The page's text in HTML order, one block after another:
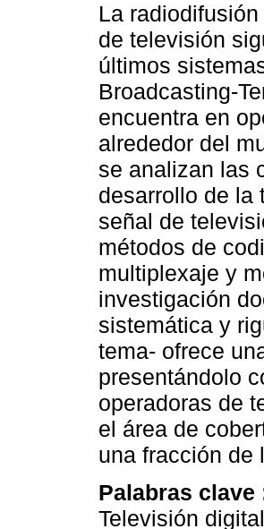
La
de televisión
últimos
Broadcasting-
encuentra en
alrededor del
se analizan las
desarrollo de la
señal de
métodos de
multiplexaje y
investigación
sistemática y
tema- ofrece
presentándolo
operadoras de
el área de
una fracción de
Palabras clave
Televisión